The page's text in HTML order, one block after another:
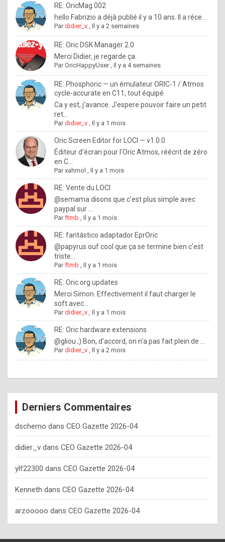
o
l
e
x
.
I
f
y
o
u
w
a
n
t
o
n
o
w
h
o
w
o
e
y
o
u
s
h
o
RE: OricMag 002
hello Fabrizio a déjà publié il y a 10 ans. Il a réce...
Pardidier_v ,Il y a 2 semaines
RE: Oric DSK Manager 2.0
Merci Didier, je regarde ça.
ParOricHappyUser,Il y a 4 semaines
RE: Phosphoric — un émulateur ORIC-1 / Atmos
cycle-accurate en C11, tout équipé
Ca y est, j'avance. J'espere pouvoir faire un petit
ret...
Pardidier_v ,Il y a 1 mois
Oric Screen Editor for LOCI — v1.0.0
Éditeur d'écran pour l'Oric Atmos, réécrit de zéro
en C...
Parxahmol ,Il y a 1 mois
RE: Vente du LOCI
@semama disons que c'est plus simple avec
paypal sur ...
Parftmb ,Il y a 1 mois
RE: fantástico adaptador EprOric
@papyrus ouf cool que ça se termine bien c'est
triste...
Parftmb ,Il y a 1 mois
RE: Oric.org updates
Merci Simon. Effectivement il faut charger le
soft avec...
Pardidier_v ,Il y a 1 mois
RE: Oric hardware extensions
@gliou ;) Bon, d'accord, on n'a pas fait plein de ...
Pardidier_v ,Il y a 2 mois
Derniers Commentaires
dscherno dans CEO Gazette 2026-04
didier_v dans CEO Gazette 2026-04
ylf22300 dans CEO Gazette 2026-04
Kenneth dans CEO Gazette 2026-04
arzooooo dans CEO Gazette 2026-04